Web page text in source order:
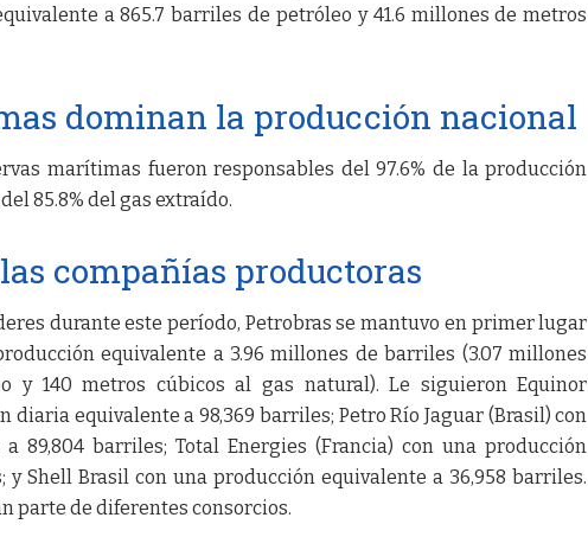
a 865.7 barriles de petróleo y 41.6 millones de metros
dominan la producción nacional
marítimas fueron responsables del 97.6% de la producción
85.8% del gas extraído.
compañías productoras
durante este período, Petrobras se mantuvo en primer lugar
equivalente a 3.96 millones de barriles (3.07 millones
y 140 metros cúbicos al gas natural). Le siguieron Equinor
diaria equivalente a 98,369 barriles; Petro Río Jaguar (Brasil) con
89,804 barriles; Total Energies (Francia) con una producción
y Shell Brasil con una producción equivalente a 36,958 barriles.
parte de diferentes consorcios.